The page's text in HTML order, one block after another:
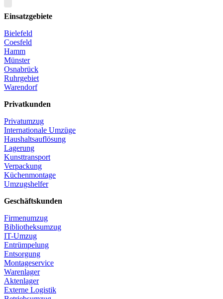
Einsatzgebiete
Bielefeld
Coesfeld
Hamm
Münster
Osnabrück
Ruhrgebiet
Warendorf
Privatkunden
Privatumzug
Internationale Umzüge
Haushaltsauflösung
Lagerung
Kunsttransport
Verpackung
Küchenmontage
Umzugshelfer
Geschäftskunden
Firmenumzug
Bibliotheksumzug
IT-Umzug
Entrümpelung
Entsorgung
Montageservice
Warenlager
Aktenlager
Externe Logistik